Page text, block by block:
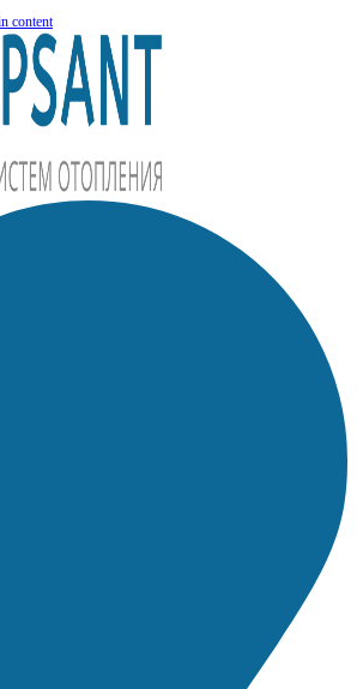
content